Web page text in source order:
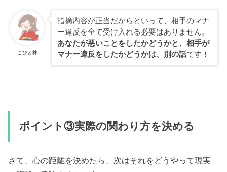
こびと株
指摘内容が正当だからといって、相手のマナ
ー違反を全て受け入れる必要はありません。
あなたが悪いことをしたかどうかと、相手が
マナー違反をしたかどうかは、別の話です！
ポイント③実際の関わり方を決める
さて、心の距離を決めたら、次はそれをどうやって現実